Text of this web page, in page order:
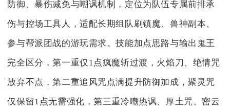
防御、暴伤减免与嘲讽机制，定位为队伍专属前排承
伤与控场工具人，适配长期组队刷镇魔、兽神副本、
参与帮派团战的游玩需求。技能加点思路与输出鬼王
完全区分，第一重仅1点疯魔斩过渡，火焰刀、绝情咒
放弃不点，第二重追风咒点满提升防御加成，聚灵咒
仅保留1点无需强化，第三重冷嘲热讽、厚土咒、密云